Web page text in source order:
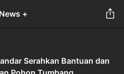
News +
Serahkan Bantuan dan